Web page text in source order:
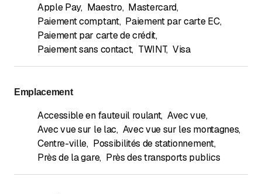
Apple Pay, Maestro, Mastercard,
Paiement comptant, Paiement par carte EC,
Paiement par carte de crédit,
Paiement sans contact, TWINT, Visa
Emplacement
Accessible en fauteuil roulant, Avec vue,
Avec vue sur le lac, Avec vue sur les montagnes,
Centre-ville, Possibilités de stationnement,
Près de la gare, Près des transports publics